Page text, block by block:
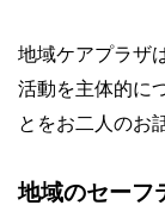
地域ケアプラザ
活動を主体的に
とをお二人のお
地域のセーフ